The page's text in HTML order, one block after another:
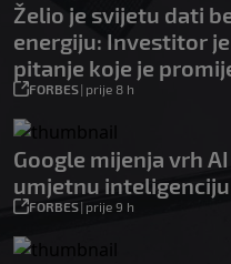
Želio je svijetu dati
energiju: Investitor
pitanje koje je
FORBES| prije 8 h
Google mijenja vrh
umjetnu
FORBES| prije 9 h